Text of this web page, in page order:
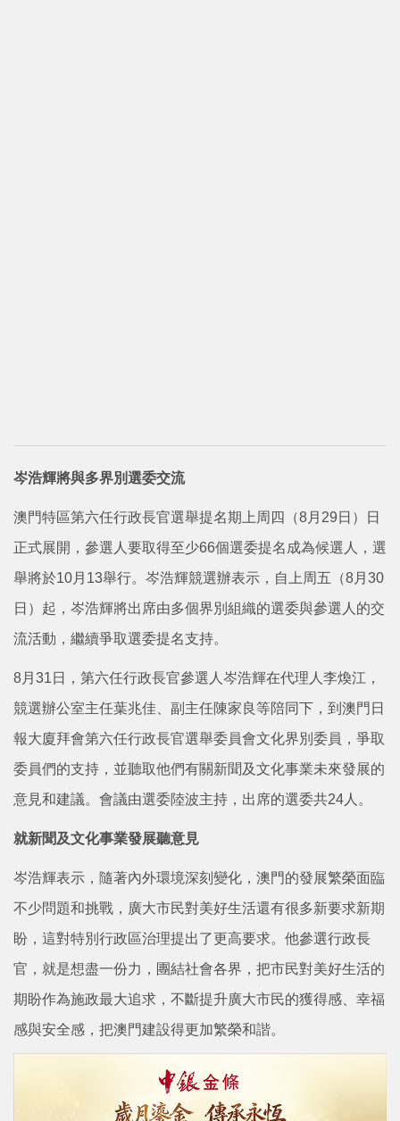
岑浩輝將與多界別選委交流
澳門特區第六任行政長官選舉提名期上周四（8月29日）日
正式展開，參選人要取得至少66個選委提名成為候選人，選
舉將於10月13舉行。岑浩輝競選辦表示，自上周五（8月30
日）起，岑浩輝將出席由多個界別組織的選委與參選人的交
流活動，繼續爭取選委提名支持。
8月31日，第六任行政長官參選人岑浩輝在代理人李煥江，
競選辦公室主任葉兆佳、副主任陳家良等陪同下，到澳門日
報大廈拜會第六任行政長官選舉委員會文化界別委員，爭取
委員們的支持，並聽取他們有關新聞及文化事業未來發展的
意見和建議。會議由選委陸波主持，出席的選委共24人。
就新聞及文化事業發展聽意見
岑浩輝表示，隨著內外環境深刻變化，澳門的發展繁榮面臨
不少問題和挑戰，廣大市民對美好生活還有很多新要求新期
盼，這對特別行政區治理提出了更高要求。他參選行政長
官，就是想盡一份力，團結社會各界，把市民對美好生活的
期盼作為施政最大追求，不斷提升廣大市民的獲得感、幸福
感與安全感，把澳門建設得更加繁榮和諧。